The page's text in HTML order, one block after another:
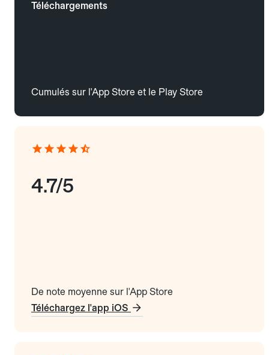
Téléchargements
Cumulés sur l'App Store et le Play Store
4.7/5
De note moyenne sur l'App Store
Téléchargez l'app iOS